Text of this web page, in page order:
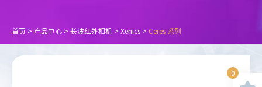
首页 > 产品中心 > 长波红外相机 > Xenics > Ceres 系列
0